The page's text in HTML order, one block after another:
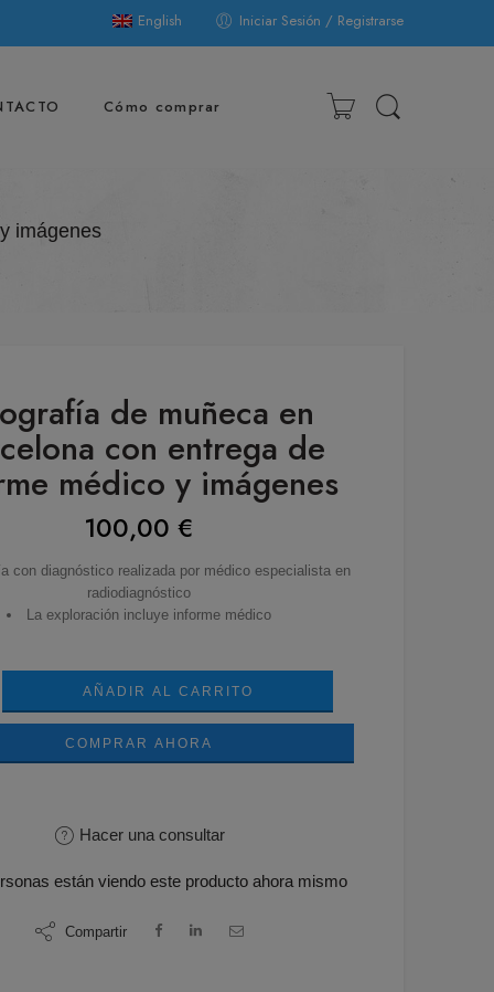
English Iniciar Sesión / Registrarse
Cómo comprar
imágenes
de muñeca en
con entrega de
médico y imágenes
100,00€
con diagnóstico realizada por médico especialista en
radiodiagnóstico
La exploración incluye informe médico
AÑADIR AL CARRITO
COMPRAR AHORA
Hacer una consultar
están viendo este producto ahora mismo
Compartir